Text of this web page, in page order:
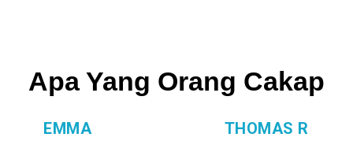
Apa Yang Orang Cakap
EMMA THOMAS R